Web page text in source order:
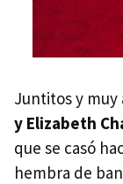
Juntitos y
y Elizabeth
que se casó
hembra de